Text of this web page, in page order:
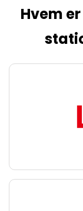
Hvem